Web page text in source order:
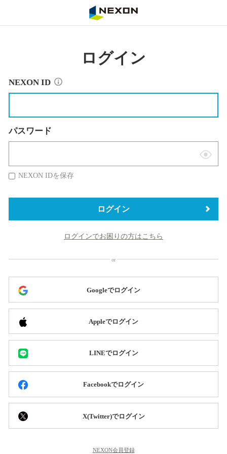
ログイン
NEXON ID
パスワード
表
替
NEXON IDを保存
ログイン
ログインでお困りの方はこちら
Googleでログイン
Appleでログイン
LINEでログイン
Facebookでログイン
X(Twitter)でログイン
NEXON会員登録